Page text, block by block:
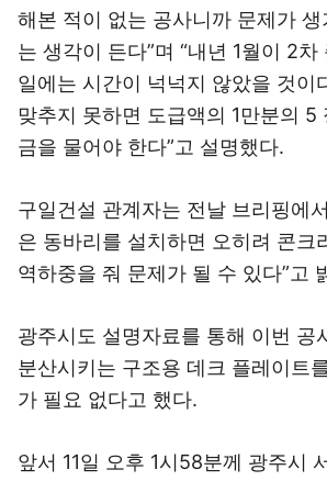
해본 적이 없는 공사니까 문제가
는 생각이 든다”며 “내년 1월이 2
일에는 시간이 넉넉지 않았을 것이
맞추지 못하면 도급액의 1만분의 5
금을 물어야 한다”고 설명했다.
구일건설 관계자는 전날 브리핑에
은 동바리를 설치하면 오히려 콘크
역하중을 줘 문제가 될 수 있다”고
광주시도 설명자료를 통해 이번 공
분산시키는 구조용 데크 플레이트
가 필요 없다고 했다.
앞서 11일 오후 1시58분께 광주시